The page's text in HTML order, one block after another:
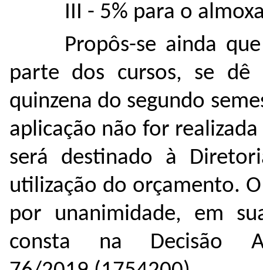
III - 5% para o
Propôs-se ainda
parte dos cursos, se
quinzena do segundo
aplicação não for
será destinado à
utilização do orçamento.
por unanimidade, em
consta na Decisão